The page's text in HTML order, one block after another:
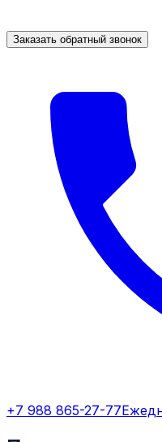
Заказать обратный звонок
+7 988 865-27-77